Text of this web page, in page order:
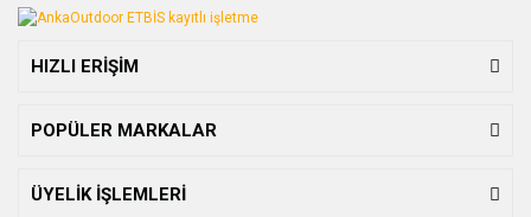
HIZLI ERİŞİM
POPÜLER MARKALAR
ÜYELİK İŞLEMLERİ